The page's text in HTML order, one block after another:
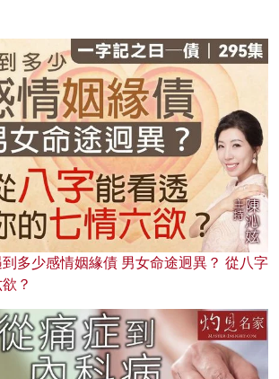
多少感情姻緣債 男女命途迥異？ 從八字
？